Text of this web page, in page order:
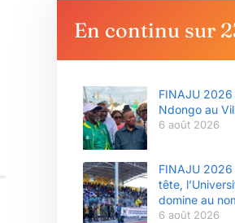
En continu sur
FINAJU
Ndongo au
6 août 2026
FINAJU 2026
tête,
domine au
6 août 2026